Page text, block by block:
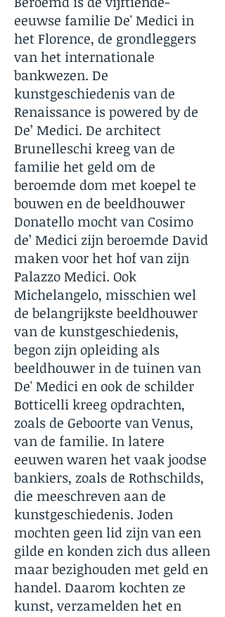
eeuwse familie De' Medici in
het Florence, de grondleggers
van het internationale
bankwezen. De
kunstgeschiedenis van de
Renaissance is powered by de
De’ Medici. De architect
Brunelleschi kreeg van de
familie het geld om de
beroemde dom met koepel te
bouwen en de beeldhouwer
Donatello mocht van Cosimo
de’ Medici zijn beroemde David
maken voor het hof van zijn
Palazzo Medici. Ook
Michelangelo, misschien wel
de belangrijkste beeldhouwer
van de kunstgeschiedenis,
begon zijn opleiding als
beeldhouwer in de tuinen van
De' Medici en ook de schilder
Botticelli kreeg opdrachten,
zoals de Geboorte van Venus,
van de familie. In latere
eeuwen waren het vaak joodse
bankiers, zoals de Rothschilds,
die meeschreven aan de
kunstgeschiedenis. Joden
mochten geen lid zijn van een
gilde en konden zich dus alleen
maar bezighouden met geld en
handel. Daarom kochten ze
kunst, verzamelden het en